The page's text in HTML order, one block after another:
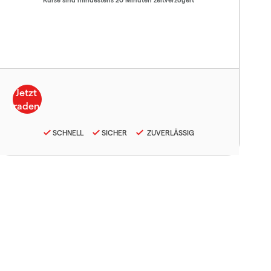
SCHNELL SICHER ZUVERLÄSSIG